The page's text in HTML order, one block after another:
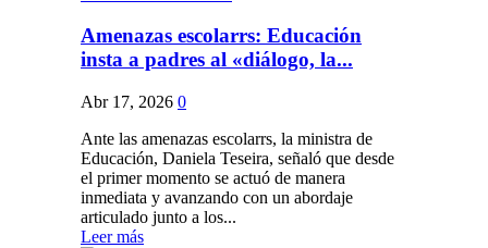
Amenazas escolarrs: Educación
insta a padres al «diálogo, la...
Abr 17, 2026 0
Ante las amenazas escolarrs, la ministra de
Educación, Daniela Teseira, señaló que desde
el primer momento se actuó de manera
inmediata y avanzando con un abordaje
articulado junto a los...
Leer más